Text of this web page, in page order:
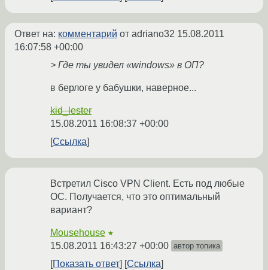
Ответ на: комментарий от adriano32 15.08.2011
16:07:58 +00:00
> Где ты увидел «windows» в ОП?
в берлоге у бабушки, наверное...
kid_lester
15.08.2011 16:08:37 +00:00
Ссылка
Встретил Cisco VPN Client. Есть под любые
ОС. Получается, что это оптимальный
вариант?
Mousehouse ★
15.08.2011 16:43:27 +00:00 автор топика
Показать ответ Ссылка